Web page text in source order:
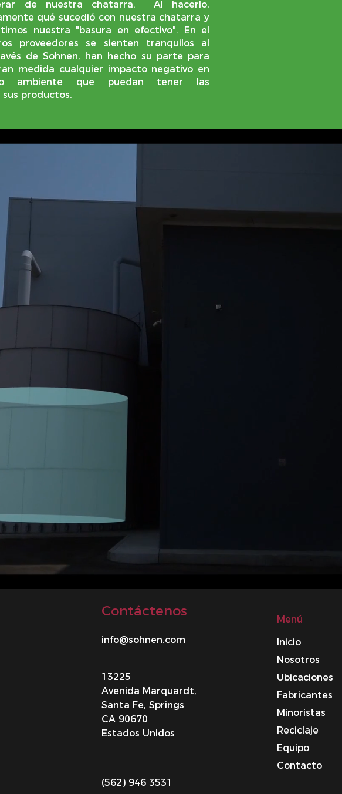
de nuestra chatarra. Al hacerlo,
qué sucedió con nuestra chatarra y
nuestra "basura en efectivo". En el
proveedores se sienten tranquilos al
de Sohnen, han hecho su parte para
medida cualquier impacto negativo en
ambiente que puedan tener las
productos.
Contáctenos
info@sohnen.com
13225
Avenida Marquardt,
Santa Fe, Springs
CA 90670
Estados Unidos
(562) 946 3531
Menú
Inicio
Nosotros
Ubicaciones
Fabricantes
Minoristas
Reciclaje
Equipo
Contacto